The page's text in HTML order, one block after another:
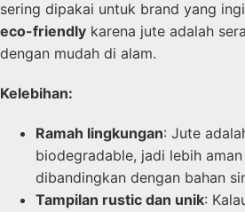
sering dipakai untuk brand yang
eco-friendly karena jute adalah
dengan mudah di alam.
Kelebihan:
Ramah lingkungan: Jute
biodegradable, jadi lebih
dibandingkan dengan bahan
Tampilan rustic dan unik: